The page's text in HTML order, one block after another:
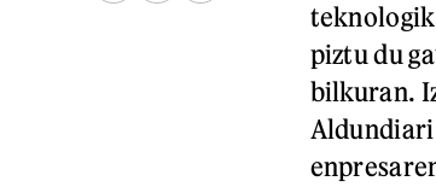
piztu du
bilkuran.